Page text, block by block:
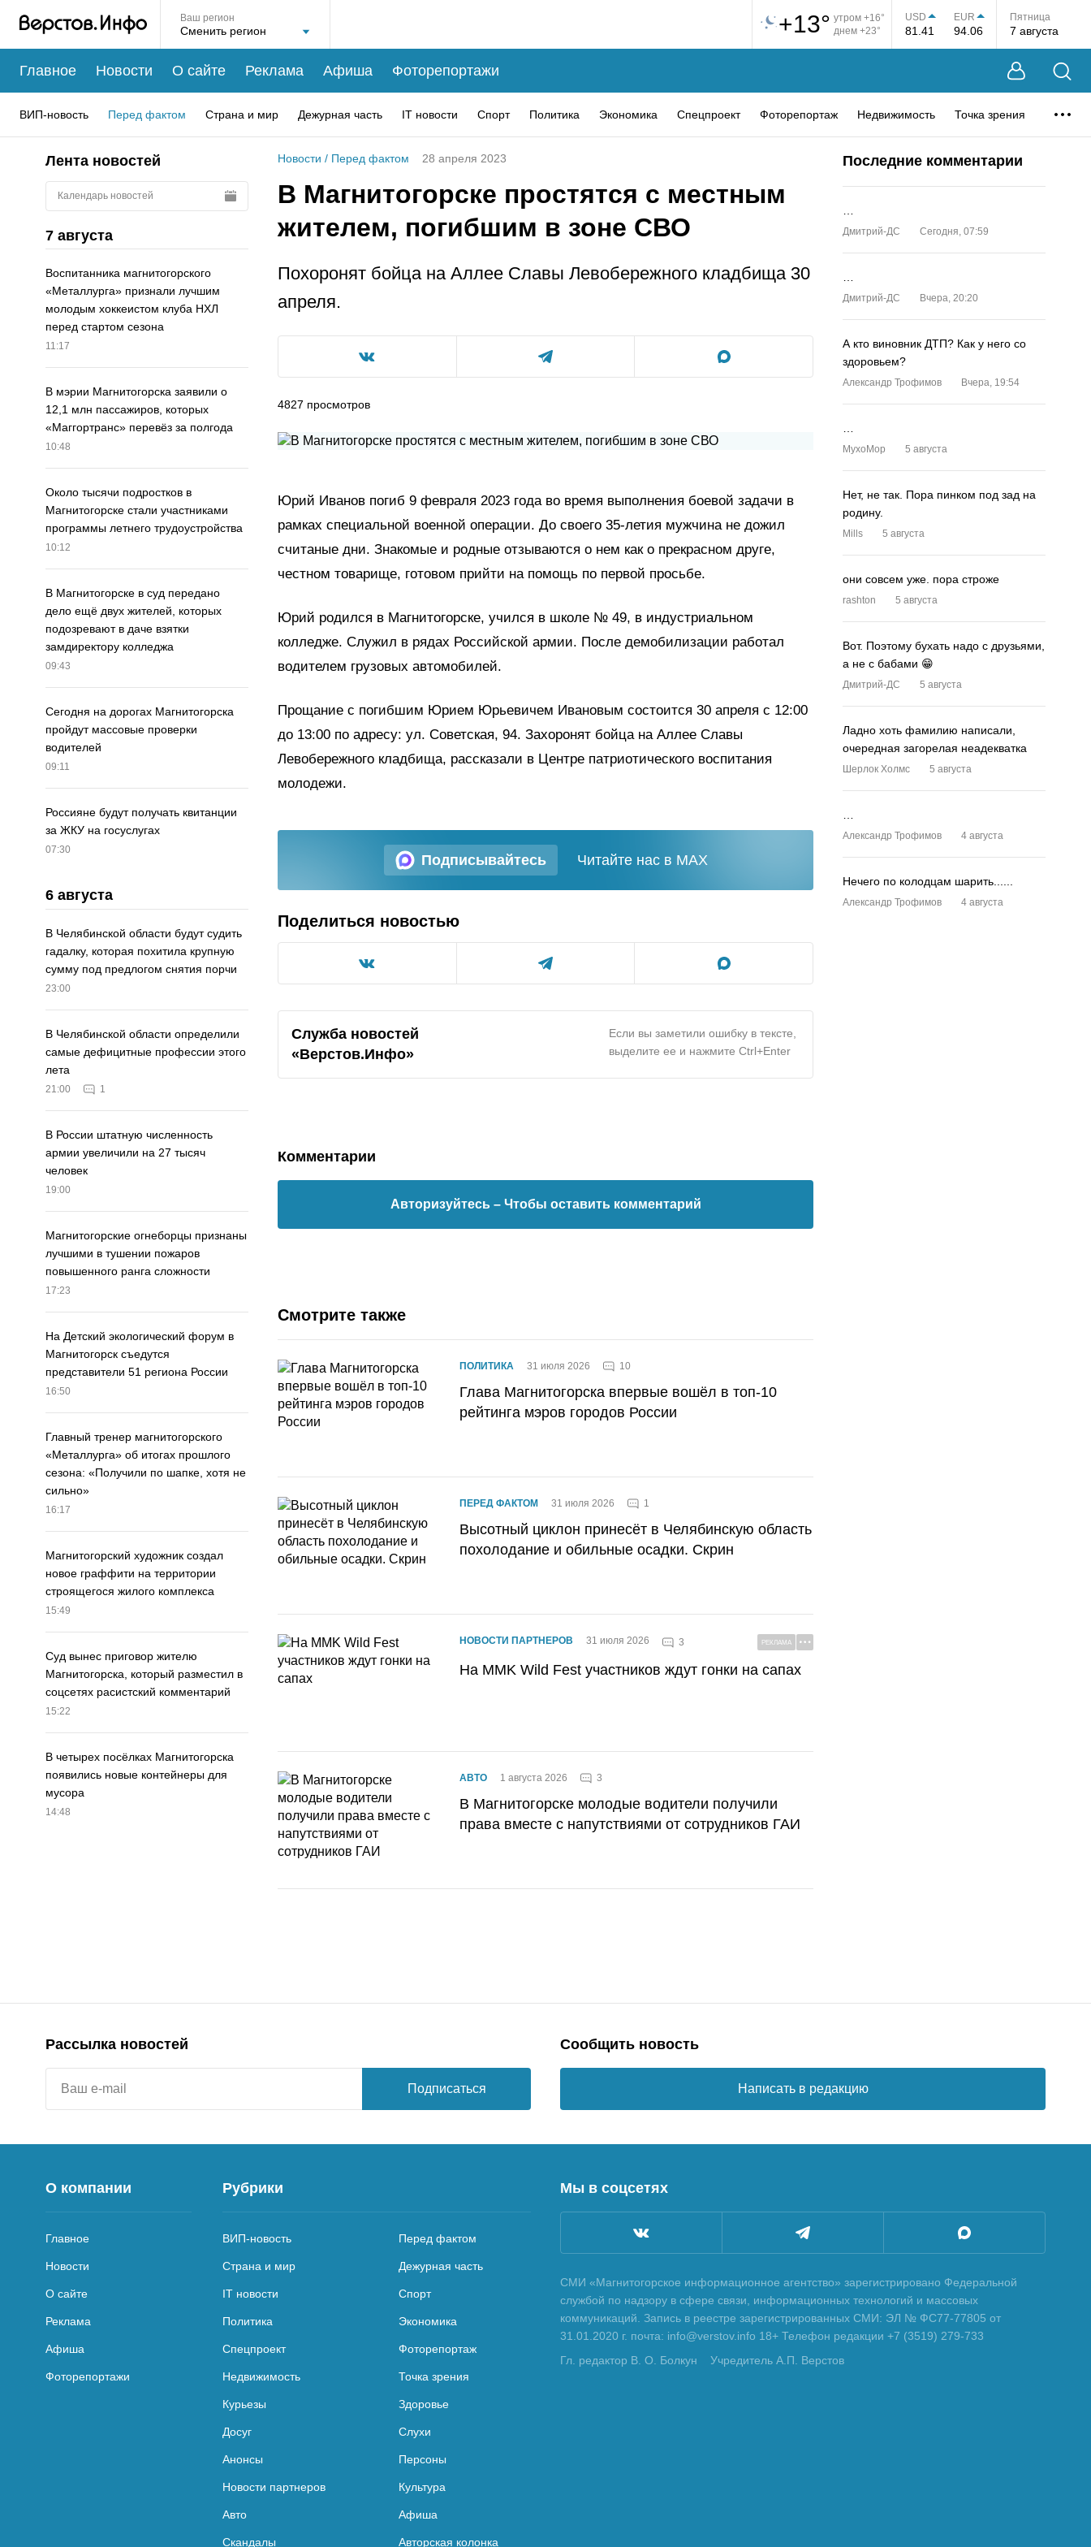
Ваш регион +13° утром +16°
днем +23°
USD
81.41
EUR
94.06
Пятница
7 августа
Главное Новости О сайте Реклама Афиша Фоторепортажи
ВИП-новость Перед фактом Страна и мир Дежурная часть IT новости Спорт Политика Экономика Спецпроект Фоторепортаж Недвижимость Точка зрения
Лента новостей
Календарь новостей
7 августа
Воспитанника магнитогорского
«Металлурга» признали лучшим
молодым хоккеистом клуба НХЛ
перед стартом сезона
11:17
В мэрии Магнитогорска заявили о
12,1 млн пассажиров, которых
«Маггортранс» перевёз за полгода
10:48
Около тысячи подростков в
Магнитогорске стали участниками
программы летнего трудоустройства
10:12
В Магнитогорске в суд передано
дело ещё двух жителей, которых
подозревают в даче взятки
замдиректору колледжа
09:43
Сегодня на дорогах Магнитогорска
пройдут массовые проверки
водителей
09:11
Россияне будут получать квитанции
за ЖКУ на госуслугах
07:30
6 августа
В Челябинской области будут судить
гадалку, которая похитила крупную
сумму под предлогом снятия порчи
23:00
В Челябинской области определили
самые дефицитные профессии этого
лета
21:00 1
В России штатную численность
армии увеличили на 27 тысяч
человек
19:00
Магнитогорские огнеборцы признаны
лучшими в тушении пожаров
повышенного ранга сложности
17:23
На Детский экологический форум в
Магнитогорск съедутся
представители 51 региона России
16:50
Главный тренер магнитогорского
«Металлурга» об итогах прошлого
сезона: «Получили по шапке, хотя не
сильно»
16:17
Магнитогорский художник создал
новое граффити на территории
строящегося жилого комплекса
15:49
Суд вынес приговор жителю
Магнитогорска, который разместил в
соцсетях расистский комментарий
15:22
В четырех посёлках Магнитогорска
появились новые контейнеры для
мусора
14:48
Новости / Перед фактом 28 апреля 2023
В Магнитогорске простятся с местным
жителем, погибшим в зоне СВО
Похоронят бойца на Аллее Славы Левобережного кладбища 30
апреля.
4827 просмотров
Юрий Иванов погиб 9 февраля 2023 года во время выполнения боевой задачи в
рамках специальной военной операции. До своего 35-летия мужчина не дожил
считаные дни. Знакомые и родные отзываются о нем как о прекрасном друге,
честном товарище, готовом прийти на помощь по первой просьбе.
Юрий родился в Магнитогорске, учился в школе № 49, в индустриальном
колледже. Служил в рядах Российской армии. После демобилизации работал
водителем грузовых автомобилей.
Прощание с погибшим Юрием Юрьевичем Ивановым состоится 30 апреля с 12:00
до 13:00 по адресу: ул. Советская, 94. Захоронят бойца на Аллее Славы
Левобережного кладбища, рассказали в Центре патриотического воспитания
молодежи.
Подписывайтесь Читайте нас в MAX
Поделиться новостью
Служба новостей
«Верстов.Инфо»
Если вы заметили ошибку в тексте,
выделите ее и нажмите Ctrl+Enter
Комментарии
Авторизуйтесь – Чтобы оставить комментарий
Смотрите также
ПОЛИТИКА 31 июля 2026 10
Глава Магнитогорска впервые вошёл в топ-10
рейтинга мэров городов России
ПЕРЕД ФАКТОМ 31 июля 2026 1
Высотный циклон принесёт в Челябинскую область
похолодание и обильные осадки. Скрин
НОВОСТИ ПАРТНЕРОВ 31 июля 2026 3 РЕКЛАМА
На MMK Wild Fest участников ждут гонки на сапах
АВТО 1 августа 2026 3
В Магнитогорске молодые водители получили
права вместе с напутствиями от сотрудников ГАИ
Последние комментарии
Дмитрий-ДС Сегодня, 07:59
Дмитрий-ДС Вчера, 20:20
А кто виновник ДТП? Как у него со
здоровьем?
Александр Трофимов Вчера, 19:54
MyxoMop 5 августа
Нет, не так. Пора пинком под зад на
родину.
Mills 5 августа
они совсем уже. пора строже
rashton 5 августа
Вот. Поэтому бухать надо с друзьями,
а не с бабами 😁
Дмитрий-ДС 5 августа
Ладно хоть фамилию написали,
очередная загорелая неадекватка
Шерлок Холмс 5 августа
Александр Трофимов 4 августа
Нечего по колодцам шарить......
Александр Трофимов 4 августа
Рассылка новостей
Подписаться
Сообщить новость
Написать в редакцию
О компании
Главное
Новости
О сайте
Реклама
Афиша
Фоторепортажи
Рубрики
ВИП-новость Перед фактом
Страна и мир Дежурная часть
IT новости Спорт
Политика Экономика
Спецпроект Фоторепортаж
Недвижимость Точка зрения
Курьезы Здоровье
Досуг Слухи
Анонсы Персоны
Новости партнеров Культура
Авто Афиша
Скандалы Авторская колонка
Мы в соцсетях
СМИ «Магнитогорское информационное агентство» зарегистрировано Федеральной
службой по надзору в сфере связи, информационных технологий и массовых
коммуникаций. Запись в реестре зарегистрированных СМИ: ЭЛ № ФС77-77805 от
31.01.2020 г. почта: info@verstov.info 18+ Телефон редакции +7 (3519) 279-733
Гл. редактор В. О. Болкун
Учредитель А.П. Верстов